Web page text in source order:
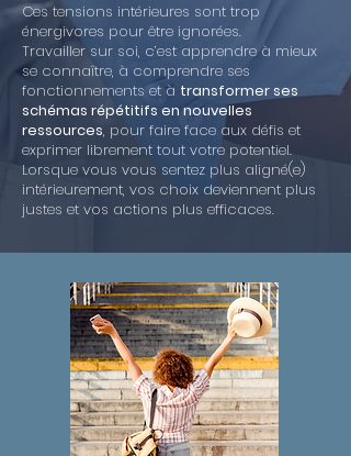
Ces tensions intérieures sont trop
énergivores pour être ignorées.
Travailler sur soi, c’est apprendre à mieux
se connaître, à comprendre ses
fonctionnements et à transformer ses
schémas répétitifs en nouvelles
ressources, pour faire face aux défis et
exprimer librement tout votre potentiel.
Lorsque vous vous sentez plus aligné(e)
intérieurement, vos choix deviennent plus
justes et vos actions plus efficaces.